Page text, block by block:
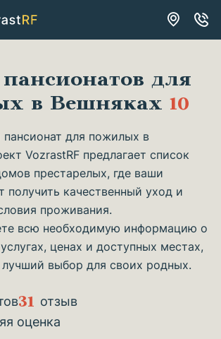
для
в Вешняках 10
для пожилых в
VozrastRF предлагает список
престарелых, где ваши
получить качественный уход и
проживания.
всю необходимую информацию о
ценах и доступных местах,
лучший выбор для своих родных.
31 отзыв
оценка